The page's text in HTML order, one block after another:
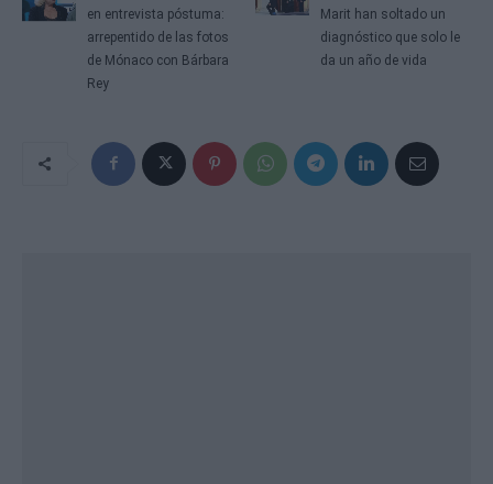
en entrevista póstuma:
arrepentido de las fotos
de Mónaco con Bárbara
Rey
Marit han soltado un
diagnóstico que solo le
da un año de vida